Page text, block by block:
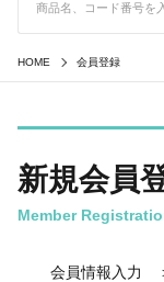
HOME 会員登録
新規会員
Member
会員情報入力